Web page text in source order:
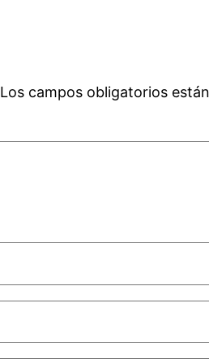
Los campos obligatorios